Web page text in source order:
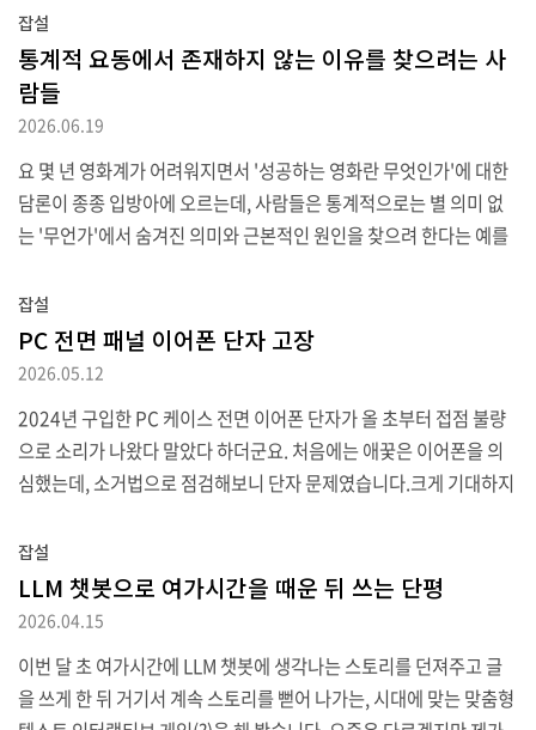
이머는 다 똑같지, 하며 다이소에서 2천 원짜리 제품을 구입했지만 알
람 소리가 작고 자석이 약해 냉장고에는 안 붙고 도색 없는 철판에만
붙을 정도여서 알리 제품을 사보면 어떨까 싶어 구입했습니다.처음에
는 부엌 타이머 하면 생각나는 큰 버튼 세 개(분/초/시작)가 달린 제품
짜리라 애초에 품질은 기대하지 않아 사진보다 싼 티가 나는 건 감안
할 수 있는 부분이지만, 제품이 어필..
잡설
통계적 요동에서 존재하지 않는 이유를 찾으려는 사
람들
2026.06.19
요 몇 년 영화계가 어려워지면서 '성공하는 영화란 무엇인가'에 대한
담론이 종종 입방아에 오르는데, 사람들은 통계적으로는 별 의미 없
는 '무언가'에서 숨겨진 의미와 근본적인 원인을 찾으려 한다는 예를
습니다.책 제목은 "춤추는 술고래의 수학 이야기"로 (레오나르드 믈
로디노프 지음) 한동안 절판이었지만 2020년에 판권을 다시 구입했
는지 같은 출판사, 번역가로 재발간되어 구입할 수 있습니다. 이하는
우드에서의 보상(과 피해)은 당연한 것일까? 또는 흥행의 성공(과 실
패)에서 행운이 사람들의 생각보다 더 중요한 역할을 할까? 우리는 모
두 천재가 성공을 보장해주지 않는다는..
잡설
PC 전면 패널 이어폰 단자 고장
2026.05.12
2024년 구입한 PC 케이스 전면 이어폰 단자가 올 초부터 접점 불량
으로 소리가 나왔다 말았다 하더군요. 처음에는 애꿎은 이어폰을 의
심했는데, 소거법으로 점검해보니 단자 문제였습니다.크게 기대하지
접점이 구부러지기라도 한 건지 이제는 예전 아날로그 TV 안테나로
선명한 영상을 찾듯이 정확한 각도로 연결해야 사용 가능할 정도로
악화되었는데요. 완본체에 딸려 오는 케이스이니 원가 절감을 극한으
니다.처음에는 예전 케이스에서 리셋 버튼과 전원 버튼을 바꿔 연결
한 것처럼 마이크 AUX 단자와 자리를 바꾸면 되지 않을까 싶어 뜯어
잡설
LLM 챗봇으로 여가시간을 때운 뒤 쓰는 단평
2026.04.15
이번 달 초 여가시간에 LLM 챗봇에 생각나는 스토리를 던져주고 글
을 쓰게 한 뒤 거기서 계속 스토리를 뻗어 나가는, 시대에 맞는 맞춤형